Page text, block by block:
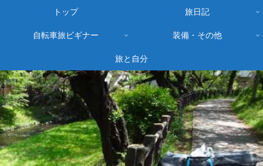
トップ 旅日記
自転車旅ビギナー 装備・その他
旅と自分